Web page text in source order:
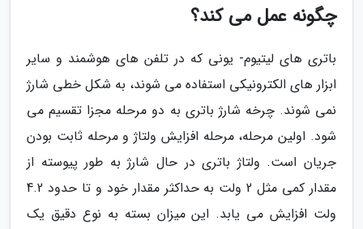
چگونه عمل می کند؟
باتری های لیتیوم- یونی که در تلفن های هوشمند و سایر
ابزار های الکترونیکی استفاده می شوند، به شکل خطی شارژ
نمی شوند. چرخه شارژ باتری به دو مرحله مجزا تقسیم می
شود. اولین مرحله، مرحله افزایش ولتاژ و مرحله ثابت بودن
جریان است. ولتاژ باتری در حال شارژ به طور پیوسته از
مقدار کمی مثل 2 ولت به حداکثر مقدار خود و تا حدود 4.2
ولت افزایش می یابد. این میزان بسته به نوع دقیق یک